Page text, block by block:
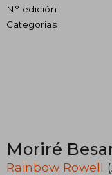
N° edición
Categorías
Moriré
Rainbow Rowell